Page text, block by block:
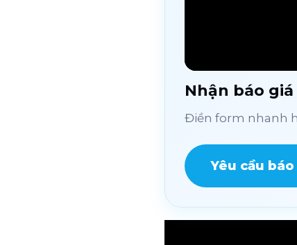
Nhận báo
Điền form nhanh
Yêu cầu